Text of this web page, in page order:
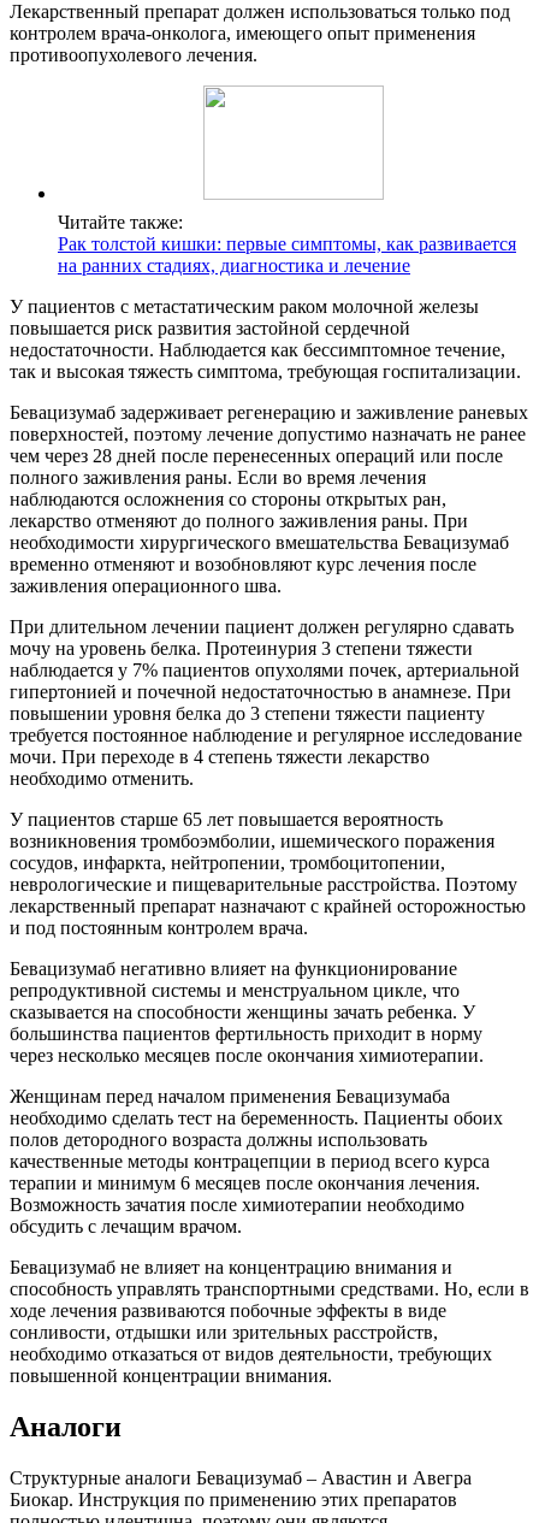
Лекарственный препарат должен использоваться только под
контролем врача-онколога, имеющего опыт применения
противоопухолевого лечения.
Читайте также:
Рак толстой кишки: первые симптомы, как развивается
на ранних стадиях, диагностика и лечение
У пациентов с метастатическим раком молочной железы
повышается риск развития застойной сердечной
недостаточности. Наблюдается как бессимптомное течение,
так и высокая тяжесть симптома, требующая госпитализации.
Бевацизумаб задерживает регенерацию и заживление раневых
поверхностей, поэтому лечение допустимо назначать не ранее
чем через 28 дней после перенесенных операций или после
полного заживления раны. Если во время лечения
наблюдаются осложнения со стороны открытых ран,
лекарство отменяют до полного заживления раны. При
необходимости хирургического вмешательства Бевацизумаб
временно отменяют и возобновляют курс лечения после
заживления операционного шва.
При длительном лечении пациент должен регулярно сдавать
мочу на уровень белка. Протеинурия 3 степени тяжести
наблюдается у 7% пациентов опухолями почек, артериальной
гипертонией и почечной недостаточностью в анамнезе. При
повышении уровня белка до 3 степени тяжести пациенту
требуется постоянное наблюдение и регулярное исследование
мочи. При переходе в 4 степень тяжести лекарство
необходимо отменить.
У пациентов старше 65 лет повышается вероятность
возникновения тромбоэмболии, ишемического поражения
сосудов, инфаркта, нейтропении, тромбоцитопении,
неврологические и пищеварительные расстройства. Поэтому
лекарственный препарат назначают с крайней осторожностью
и под постоянным контролем врача.
Бевацизумаб негативно влияет на функционирование
репродуктивной системы и менструальном цикле, что
сказывается на способности женщины зачать ребенка. У
большинства пациентов фертильность приходит в норму
через несколько месяцев после окончания химиотерапии.
Женщинам перед началом применения Бевацизумаба
необходимо сделать тест на беременность. Пациенты обоих
полов детородного возраста должны использовать
качественные методы контрацепции в период всего курса
терапии и минимум 6 месяцев после окончания лечения.
Возможность зачатия после химиотерапии необходимо
обсудить с лечащим врачом.
Бевацизумаб не влияет на концентрацию внимания и
способность управлять транспортными средствами. Но, если в
ходе лечения развиваются побочные эффекты в виде
сонливости, отдышки или зрительных расстройств,
необходимо отказаться от видов деятельности, требующих
повышенной концентрации внимания.
Аналоги
Структурные аналоги Бевацизумаб – Авастин и Авегра
Биокар. Инструкция по применению этих препаратов